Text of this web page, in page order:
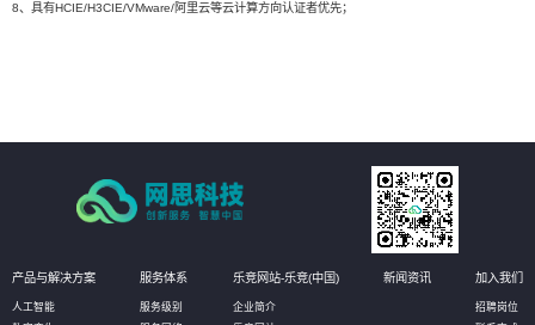
8、具有HCIE/H3CIE/VMware/阿里云等云计算方向认证者优先；
产品与解决方案
人工智能
服务体系
服务级别
乐竞网站-乐竞(中国)
企业简介
新闻资讯 加入我们
招聘岗位